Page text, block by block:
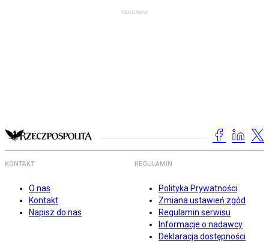
KONTAKT
O nas
Kontakt
Napisz do nas
REGULAMIN
Polityka Prywatności
Zmiana ustawień zgód
Regulamin serwisu
Informacje o nadawcy
Deklaracja dostępności